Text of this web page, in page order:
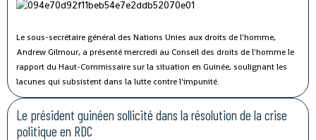
Le sous-secrétaire général des Nations Unies aux droits de l'homme,
Andrew Gilmour, a présenté mercredi au Conseil des droits de l'homme le
rapport du Haut-Commissaire sur la situation en Guinée, soulignant les
lacunes qui subsistent dans la lutte contre l'impunité.
Le président guinéen sollicité dans la résolution de la crise
politique en RDC